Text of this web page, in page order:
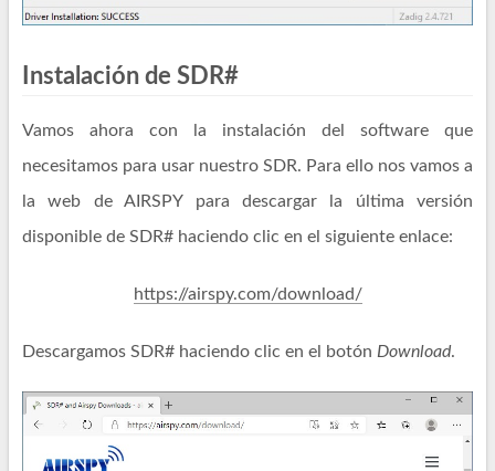
Instalación de SDR#
Vamos ahora con la instalación del software que
necesitamos para usar nuestro SDR. Para ello nos vamos a
la web de AIRSPY para descargar la última versión
disponible de SDR# haciendo clic en el siguiente enlace:
https://airspy.com/download/
Descargamos SDR# haciendo clic en el botón Download.